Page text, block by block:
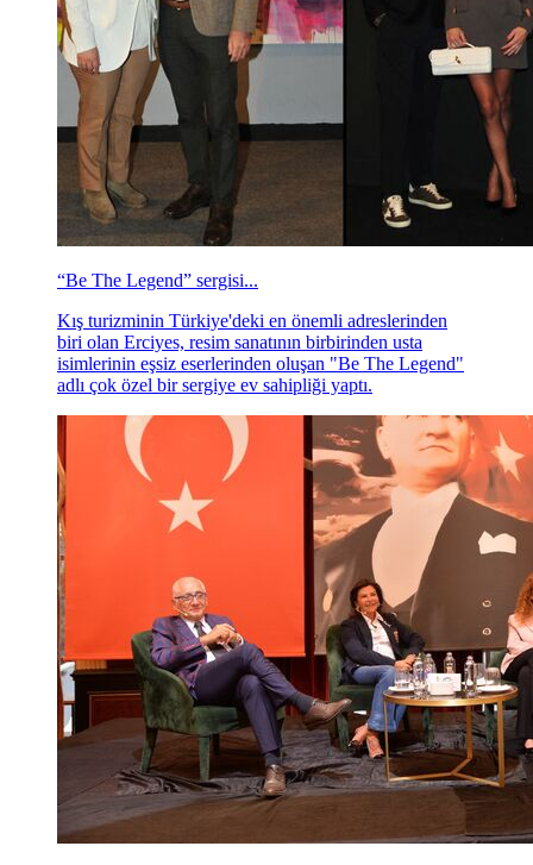
“Be The Legend” sergisi...
Kış turizminin Türkiye'deki en önemli adreslerinden
biri olan Erciyes, resim sanatının birbirinden usta
isimlerinin eşsiz eserlerinden oluşan "Be The Legend"
adlı çok özel bir sergiye ev sahipliği yaptı.